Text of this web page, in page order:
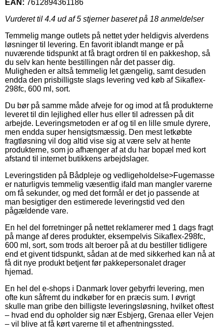
EAN: 7612894361186
Vurderet til 4.4 ud af 5 stjerner baseret på 18 anmeldelser
Temmelig mange outlets på nettet yder heldigvis alverdens
løsninger til levering. En favorit iblandt mange er på
nuværende tidspunkt at få bragt ordren til en pakkeshop, så
du selv kan hente bestillingen når det passer dig.
Muligheden er altså temmelig let gængelig, samt desuden
endda den prisbilligste slags levering ved køb af Sikaflex-
298fc, 600 ml, sort.
Du bør på samme måde afveje for og imod at få produkterne
leveret til din lejlighed eller hus eller til adressen på dit
arbejde. Leveringsmetoden er af og til en lille smule dyrere,
men endda super hensigtsmæssig. Den mest letkøbte
fragtløsning vil dog altid vise sig at være selv at hente
produkterne, som jo afhænger af at du har bopæl med kort
afstand til internet butikkens arbejdslager.
Leveringstiden på Bådpleje og vedligeholdelse>Fugemasse
er naturligvis temmelig væsentlig ifald man mangler varerne
om få sekunder, og med det formål er det jo passende at
man besigtiger den estimerede leveringstid ved den
pågældende vare.
En hel del forretninger på nettet reklamerer med 1 dags fragt
på mange af deres produkter, eksempelvis Sikaflex-298fc,
600 ml, sort, som trods alt beroer på at du bestiller tidligere
end et givent tidspunkt, sådan at de med sikkerhed kan nå at
få dit nye produkt betjent før pakkepersonalet drager
hjemad.
En hel del e-shops i Danmark lover gebyrfri levering, men
ofte kun såfremt du indkøber for en præcis sum. I øvrigt
skulle man gribe den billigste leveringsløsning, hvilket oftest
– hvad end du opholder sig nær Esbjerg, Grenaa eller Vejen
– vil blive at få kørt varerne til et afhentningssted.